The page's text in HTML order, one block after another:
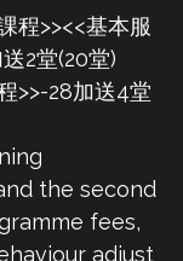
程>><<基本服
2堂(20堂)
>>-28加送4堂
the second
fees,
adjust